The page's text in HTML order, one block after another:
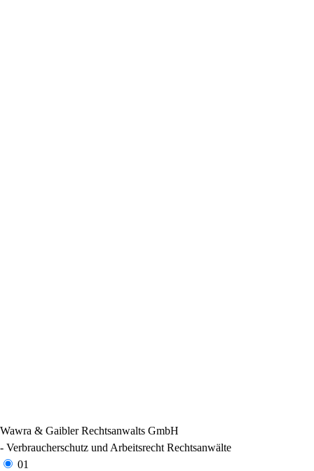
Wawra & Gaibler Rechtsanwalts GmbH
- Verbraucherschutz und Arbeitsrecht Rechtsanwälte
01